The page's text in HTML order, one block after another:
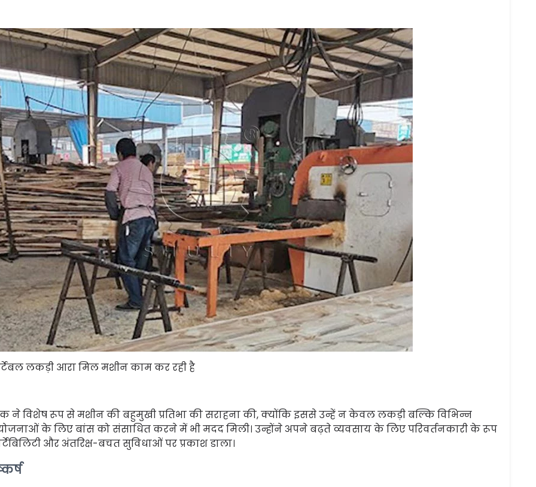
लकड़ी आरा मिल मशीन काम कर रही है
ने विशेष रूप से मशीन की बहुमुखी प्रतिभा की सराहना की, क्योंकि इससे उन्हें न केवल लकड़ी बल्कि विभिन्न
के लिए बांस को संसाधित करने में भी मदद मिली। उन्होंने अपने बढ़ते व्यवसाय के लिए परिवर्तनकारी के रूप
और अंतरिक्ष-बचत सुविधाओं पर प्रकाश डाला।